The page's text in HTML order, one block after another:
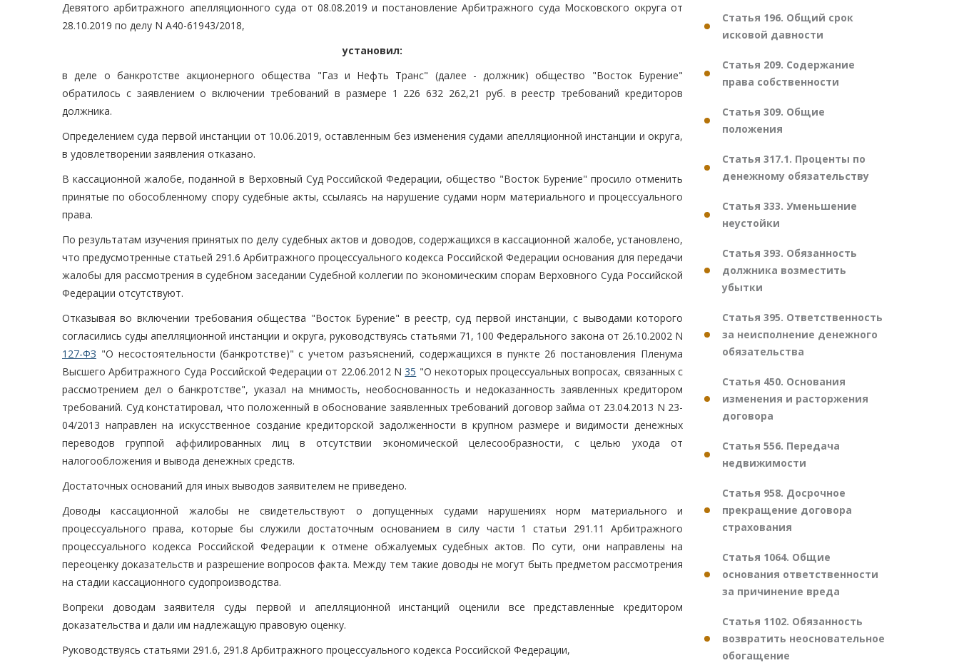
Девятого арбитражного апелляционного суда от 08.08.2019 и постановление Арбитражного суда Московского округа от
28.10.2019 по делу N А40-61943/2018,
установил:
в деле о банкротстве акционерного общества "Газ и Нефть Транс" (далее - должник) общество "Восток Бурение"
обратилось с заявлением о включении требований в размере 1 226 632 262,21 руб. в реестр требований кредиторов
должника.
Определением суда первой инстанции от 10.06.2019, оставленным без изменения судами апелляционной инстанции и округа,
в удовлетворении заявления отказано.
В кассационной жалобе, поданной в Верховный Суд Российской Федерации, общество "Восток Бурение" просило отменить
принятые по обособленному спору судебные акты, ссылаясь на нарушение судами норм материального и процессуального
права.
По результатам изучения принятых по делу судебных актов и доводов, содержащихся в кассационной жалобе, установлено,
что предусмотренные статьей 291.6 Арбитражного процессуального кодекса Российской Федерации основания для передачи
жалобы для рассмотрения в судебном заседании Судебной коллегии по экономическим спорам Верховного Суда Российской
Федерации отсутствуют.
Отказывая во включении требования общества "Восток Бурение" в реестр, суд первой инстанции, с выводами которого
согласились суды апелляционной инстанции и округа, руководствуясь статьями 71, 100 Федерального закона от 26.10.2002 N
127-ФЗ "О несостоятельности (банкротстве)" с учетом разъяснений, содержащихся в пункте 26 постановления Пленума
Высшего Арбитражного Суда Российской Федерации от 22.06.2012 N35 "О некоторых процессуальных вопросах, связанных с
рассмотрением дел о банкротстве", указал на мнимость, необоснованность и недоказанность заявленных кредитором
требований. Суд констатировал, что положенный в обоснование заявленных требований договор займа от 23.04.2013 N 23-
04/2013 направлен на искусственное создание кредиторской задолженности в крупном размере и видимости денежных
переводов группой аффилированных лиц в отсутствии экономической целесообразности, с целью ухода от
налогообложения и вывода денежных средств.
Достаточных оснований для иных выводов заявителем не приведено.
Доводы кассационной жалобы не свидетельствуют о допущенных судами нарушениях норм материального и
процессуального права, которые бы служили достаточным основанием в силу части 1 статьи 291.11 Арбитражного
процессуального кодекса Российской Федерации к отмене обжалуемых судебных актов. По сути, они направлены на
переоценку доказательств и разрешение вопросов факта. Между тем такие доводы не могут быть предметом рассмотрения
на стадии кассационного судопроизводства.
Вопреки доводам заявителя суды первой и апелляционной инстанций оценили все представленные кредитором
доказательства и дали им надлежащую правовую оценку.
Руководствуясь статьями 291.6, 291.8 Арбитражного процессуального кодекса Российской Федерации,
Статья 196. Общий срок
исковой давности
Статья 209. Содержание
права собственности
Статья 309. Общие
положения
Статья 317.1. Проценты по
денежному обязательству
Статья 333. Уменьшение
неустойки
Статья 393. Обязанность
должника возместить
убытки
Статья 395. Ответственность
за неисполнение денежного
обязательства
Статья 450. Основания
изменения и расторжения
договора
Статья 556. Передача
недвижимости
Статья 958. Досрочное
прекращение договора
страхования
Статья 1064. Общие
основания ответственности
за причинение вреда
Статья 1102. Обязанность
возвратить неосновательное
обогащение